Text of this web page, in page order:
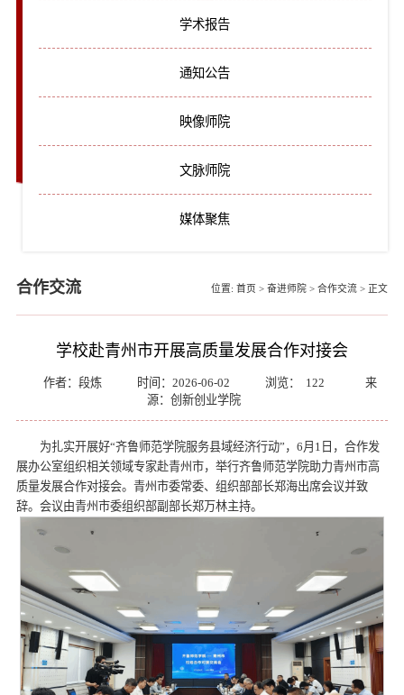
学术报告
通知公告
映像师院
文脉师院
媒体聚焦
合作交流 位置: 首页 > 奋进师院 > 合作交流 > 正文
学校赴青州市开展高质量发展合作对接会
作者：段炼 时间：2026-06-02 浏览： 122
来
源：创新创业学院
为扎实开展好“齐鲁师范学院服务县域经济行动”，6月1日，合作发
展办公室组织相关领域专家赴青州市，举行齐鲁师范学院助力青州市高
质量发展合作对接会。青州市委常委、组织部部长郑海出席会议并致
辞。会议由青州市委组织部副部长郑万林主持。